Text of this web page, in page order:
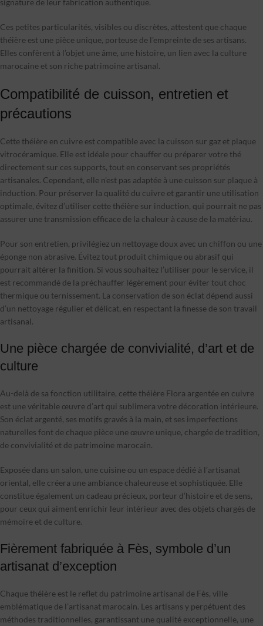
Ces petites particularités, visibles ou discrètes, attestent que chaque
théière est une pièce unique, porteuse de l’empreinte de ses artisans.
Elles confèrent à l’objet une âme, une histoire, un lien avec la culture
marocaine et son riche patrimoine artisanal.
Compatibilité de cuisson, entretien et
précautions
Cette théière en cuivre est compatible avec la cuisson sur gaz et plaque
vitrocéramique. Elle est idéale pour chauffer ou préparer votre thé
directement sur ces supports, tout en conservant ses propriétés
artisanales. Cependant, elle n’est pas adaptée à une cuisson sur plaque à
induction. Pour préserver la qualité du cuivre et garantir une utilisation
optimale, évitez d’utiliser cette théière sur induction, qui pourrait ne pas
assurer une transmission efficace de la chaleur à cause de la matériau.
Pour son entretien, privilégiez un nettoyage doux avec un chiffon ou une
éponge non abrasive. Évitez tout produit chimique ou abrasif qui
pourrait altérer la finition. Si vous souhaitez l’utiliser pour le service, il
est recommandé de la préchauffer légèrement pour éviter tout choc
thermique ou ternissement. La conservation de son éclat dépend aussi
d’un nettoyage régulier et délicat, en respectant la finesse de son travail
artisanal.
Une pièce chargée de convivialité, d’art et de
culture
Au-delà de sa fonction utilitaire, cette théière Flora argentée en cuivre
est une véritable œuvre d’art qui sublimera votre décoration intérieure.
Son éclat argenté, ses motifs gravés à la main, et ses imperfections
naturelles font de chaque pièce une œuvre unique, chargée de tradition,
de convivialité et de patrimoine marocain.
Exposée dans un salon, une cuisine ou un espace dédié à l’artisanat
oriental, elle créera une ambiance chaleureuse et sophistiquée. Elle
constitue également un cadeau précieux, porteur d’histoire et de sens,
pour ceux qui aiment enrichir leur intérieur avec des objets chargés de
mémoire et de culture.
Fièrement fabriquée à Fès, symbole d’un
artisanat d’exception
Chaque théière est le reflet du patrimoine artisanal de Fès, ville
emblématique de l’artisanat marocain. Les artisans y perpétuent des
méthodes traditionnelles, garantissant une qualité exceptionnelle, une